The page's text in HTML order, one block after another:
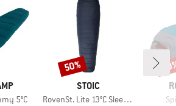
5°C
MÆRKE
STOIC
Artikel
RovenSt. Lite 13°C Sleeping Bag
Rabat
50%